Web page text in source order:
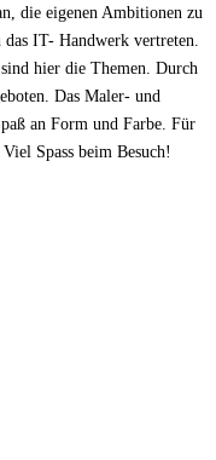
die eigenen Ambitionen zu
das IT- Handwerk vertreten.
hier die Themen. Durch
Das Maler- und
an Form und Farbe. Für
Spass beim Besuch!